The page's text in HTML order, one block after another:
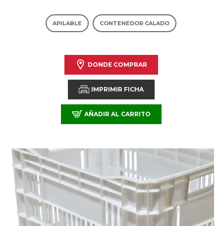
APILABLE CONTENEDOR CALADO
DONDE COMPRAR
IMPRIMIR FICHA
AÑADIR AL CARRITO